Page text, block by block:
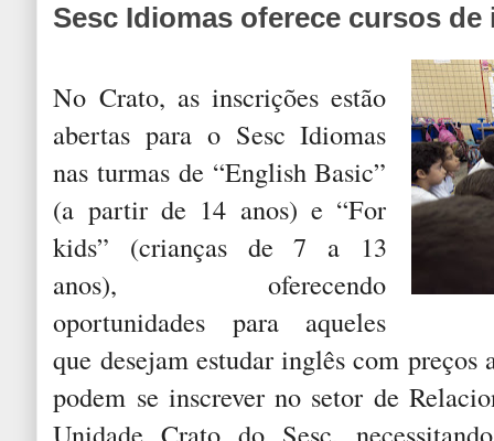
Sesc Idiomas oferece cursos
No Crato, as inscrições estão
abertas para o Sesc Idiomas
nas turmas de “English Basic”
(a partir de 14 anos) e “For
kids” (crianças de 7 a 13
anos), oferecendo
oportunidades para aqueles
que desejam estudar inglês com preços
podem se inscrever no setor de